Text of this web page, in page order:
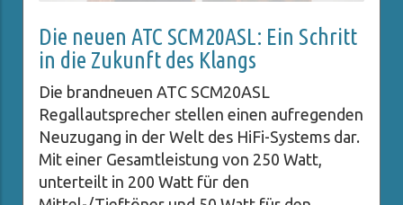
Die neuen ATC SCM20ASL: Ein Schritt
in die Zukunft des Klangs
Die brandneuen ATC SCM20ASL
Regallautsprecher stellen einen aufregenden
Neuzugang in der Welt des HiFi-Systems dar.
Mit einer Gesamtleistung von 250 Watt,
unterteilt in 200 Watt für den